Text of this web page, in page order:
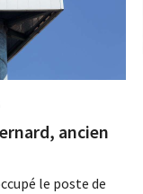
ancien
le poste de